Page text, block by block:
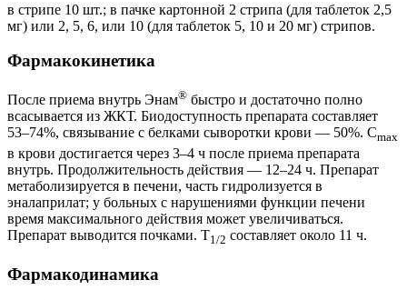
в стрипе 10 шт.; в пачке картонной 2 стрипа (для таблеток 2,5
мг) или 2, 5, 6, или 10 (для таблеток 5, 10 и 20 мг) стрипов.
Фармакокинетика
После приема внутрь Энам® быстро и достаточно полно
всасывается из ЖКТ. Биодоступность препарата составляет
53–74%, связывание с белками сыворотки крови — 50%. Cmax
в крови достигается через 3–4 ч после приема препарата
внутрь. Продолжительность действия — 12–24 ч. Препарат
метаболизируется в печени, часть гидролизуется в
эналаприлат; у больных с нарушениями функции печени
время максимального действия может увеличиваться.
Препарат выводится почками. Т1/2 составляет около 11 ч.
Фармакодинамика